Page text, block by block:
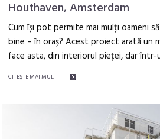
Houthaven, Amsterdam
Cum își pot permite mai mulți oameni
bine – în oraș? Acest proiect arată un
face asta, din interiorul pieței, dar într-
CITEŞTE MAI MULT